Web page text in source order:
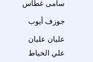
سامى غطاس
جوزف أيوب
عليان عليان
علي الخياط